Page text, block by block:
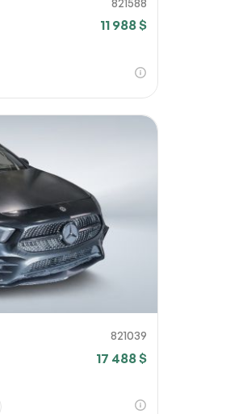
11 988 $
821039
17 488 $